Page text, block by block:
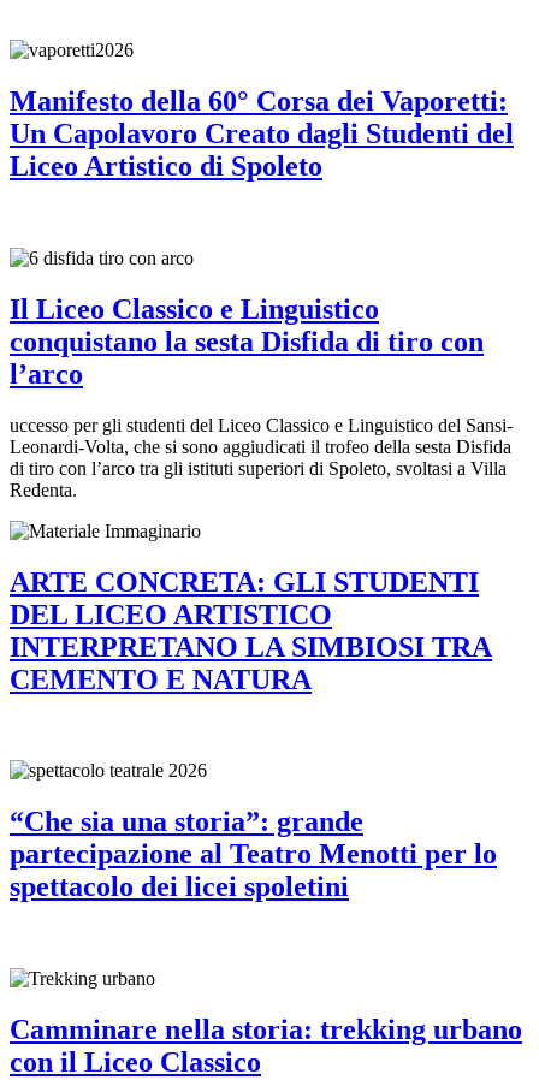
Manifesto della 60° Corsa dei Vaporetti:
Un Capolavoro Creato dagli Studenti del
Liceo Artistico di Spoleto
Il Liceo Classico e Linguistico
conquistano la sesta Disfida di tiro con
l’arco
uccesso per gli studenti del Liceo Classico e Linguistico del Sansi-
Leonardi-Volta, che si sono aggiudicati il trofeo della sesta Disfida
di tiro con l’arco tra gli istituti superiori di Spoleto, svoltasi a Villa
Redenta.
ARTE CONCRETA: GLI STUDENTI
DEL LICEO ARTISTICO
INTERPRETANO LA SIMBIOSI TRA
CEMENTO E NATURA
“Che sia una storia”: grande
partecipazione al Teatro Menotti per lo
spettacolo dei licei spoletini
Camminare nella storia: trekking urbano
con il Liceo Classico